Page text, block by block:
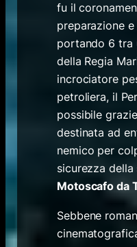
fu il
preparazione
portando 6 tra
della Regia
incrociatore
petroliera, il
possibile
destinata ad
nemico per
sicurezza
Motoscafo da
Sebbene